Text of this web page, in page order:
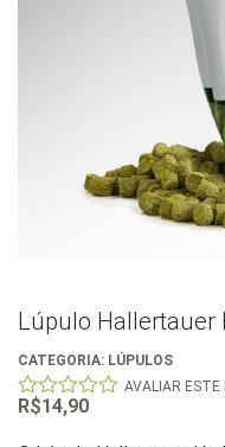
Lúpulo Hallertauer
CATEGORIA: LÚPULOS
0
AVALIAR ESTE
R$14,90